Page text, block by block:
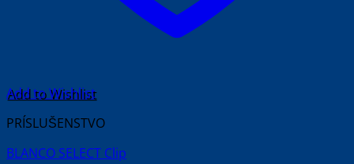
Add to Wishlist
PRÍSLUŠENSTVO
BLANCO SELECT Clip